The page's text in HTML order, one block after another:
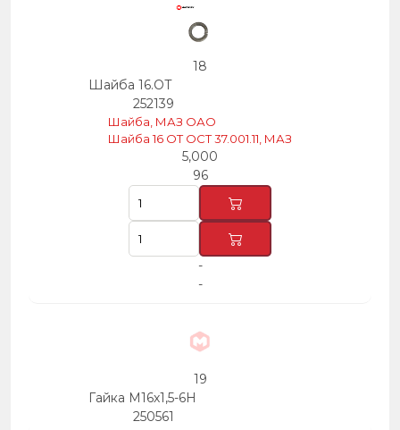
18
Шайба 16.ОТ
252139
Шайба, МАЗ ОАО
Шайба 16 OT OCT 37.001.11, МАЗ
5,000
96
-
-
19
Гайка М16х1,5-6Н
250561